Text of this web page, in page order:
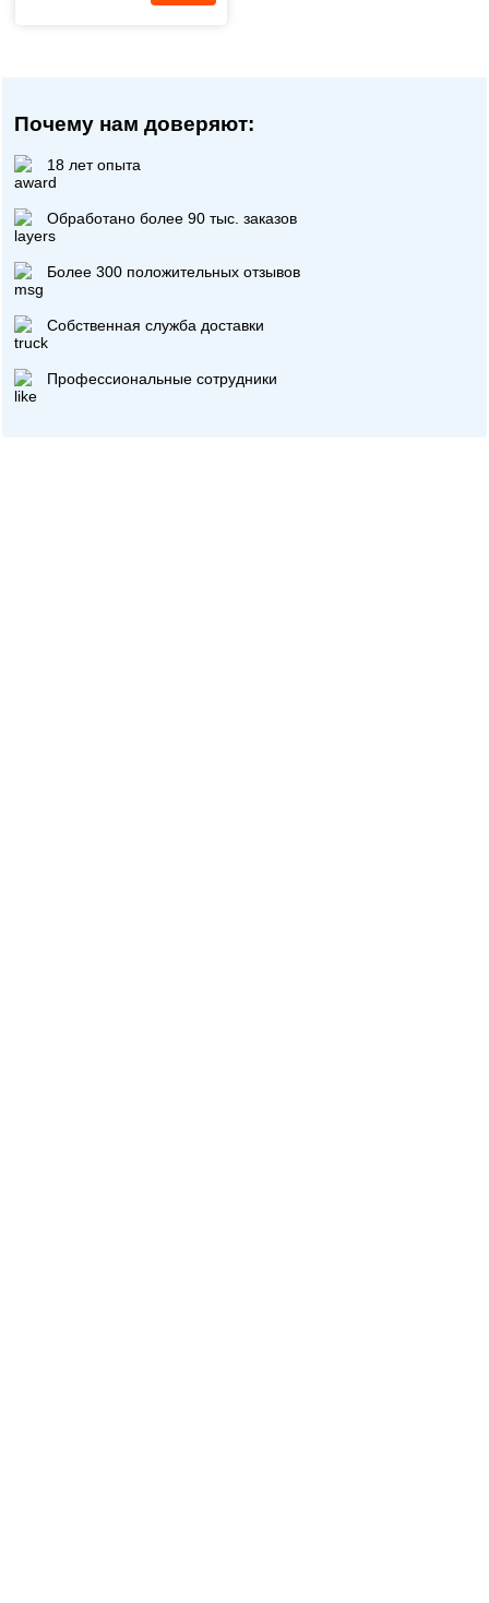
Почему нам доверяют:
18 лет опыта
Обработано более 90 тыс. заказов
Более 300 положительных отзывов
Собственная служба доставки
Профессиональные сотрудники